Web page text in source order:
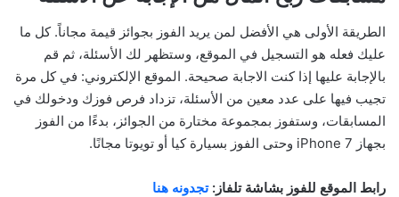
الطريقة الأولى هي الأفضل لمن يريد الفوز بجوائز قيمة مجاناً. كل ما
عليك فعله هو التسجيل في الموقع، وستظهر لك الأسئلة، ثم قم
بالإجابة عليها إذا كنت الاجابة صحيحة. الموقع الإلكتروني: في كل مرة
تجيب فيها على عدد معين من الأسئلة، تزداد فرص فوزك ودخولك في
المسابقات، وستفوز بمجموعة مختارة من الجوائز، بدءًا من الفوز
بجهاز iPhone 7 وحتى الفوز بسيارة كيا أو تويوتا مجانًا.
رابط الموقع للفوز بشاشة تلفاز: تجدونه هنا